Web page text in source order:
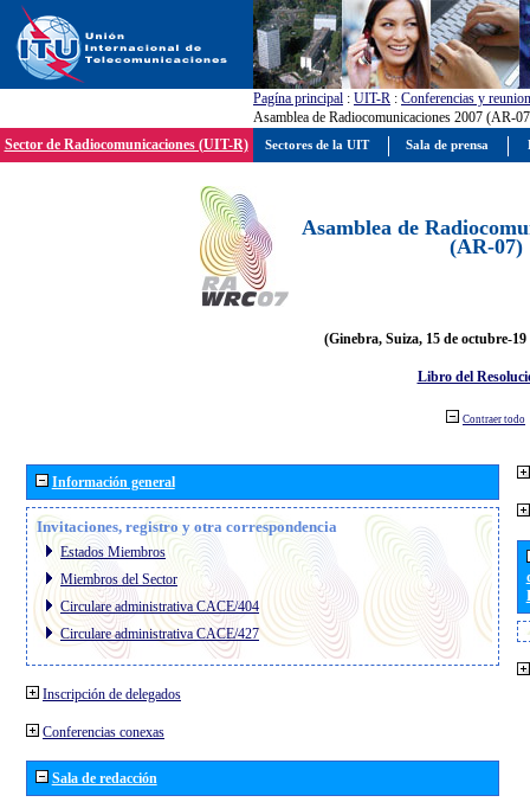
Pagína principal : UIT-R : Conferencias y
Asamblea de Radiocomunicaciones 2007 (AR-
Sector de Radiocomunicaciones (UIT-R)
Asamblea de
(AR-07)
(Ginebra, Suiza, 15 de octubre-19
Libro del
Contraer todo
Información general
Invitaciones, registro y otra correspondencia
Estados Miembros
Miembros del Sector
Circulare administrativa CACE/404
Circulare administrativa CACE/427
Inscripción de delegados
Conferencias conexas
Sala de redacción
Sectores de la UIT Sala de prensa